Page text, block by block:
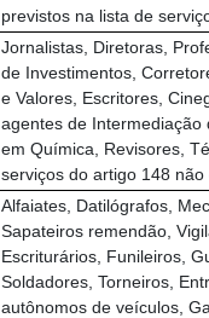
previstos na lista de
Jornalistas, Diretoras,
de Investimentos,
e Valores, Escritores,
agentes de Intermediação
em Química, Revisores,
serviços do artigo 148
Alfaiates, Datilógrafos,
Sapateiros remendão,
Escriturários, Funileiros,
Soldadores, Torneiros,
autônomos de veículos,